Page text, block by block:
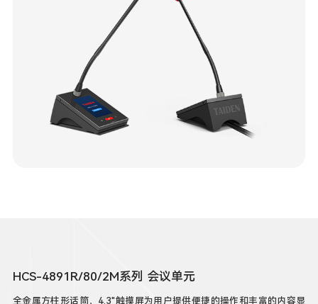
HCS-4891R/80/2M系列 会议单元
全金属方柱形话筒，4.3"触摸屏为用户提供便捷的操作和丰富的内容显